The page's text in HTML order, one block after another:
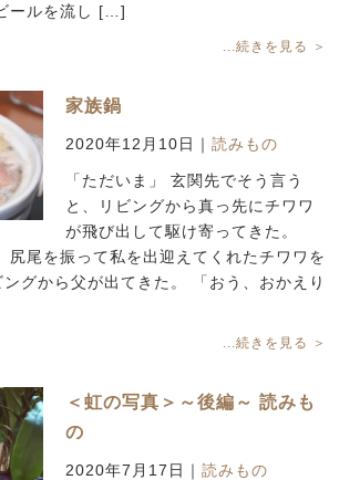
ールを流し […]
...続きを見る ＞
家族鍋
2020年12月10日 ｜読みもの
「ただいま」 玄関先でそう言う
と、リビングから真っ先にチワワ
が飛び出して駆け寄ってきた。
尻尾を振って私を出迎えてくれたチワワを
グから父が出てきた。 「おう、おかえり
...続きを見る ＞
＜虹の写真＞～後編～ 読みも
の
2020年7月17日 ｜読みもの